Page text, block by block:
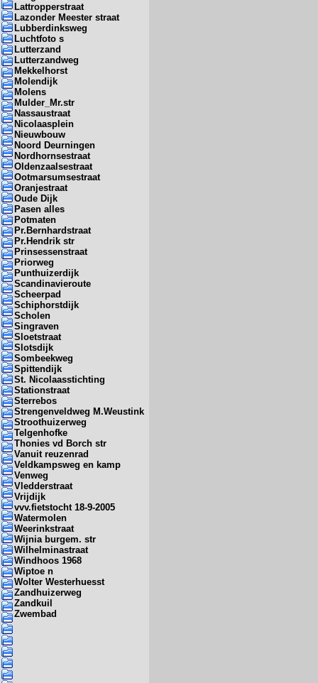
Lattropperstraat
Lazonder Meester straat
Lubberdinksweg
Luchtfoto s
Lutterzand
Lutterzandweg
Mekkelhorst
Molendijk
Molens
Mulder_Mr.str
Nassaustraat
Nicolaasplein
Nieuwbouw
Noord Deurningen
Nordhornsestraat
Oldenzaalsestraat
Ootmarsumsestraat
Oranjestraat
Oude Dijk
Pasen alles
Potmaten
Pr.Bernhardstraat
Pr.Hendrik str
Prinsessenstraat
Priorweg
Punthuizerdijk
Scandinavieroute
Scheerpad
Schiphorstdijk
Scholen
Singraven
Sloetstraat
Slotsdijk
Sombeekweg
Spittendijk
St. Nicolaasstichting
Stationstraat
Sterrebos
Strengenveldweg M.Weustink
Stroothuizerweg
Telgenhofke
Thonies vd Borch str
Vanuit reuzenrad
Veldkampsweg en kamp
Venweg
Vledderstraat
Vrijdijk
vvv.fietstocht 18-9-2005
Watermolen
Weerinkstraat
Wijnia burgem. str
Wilhelminastraat
Windhoos 1968
Wiptoe n
Wolter Westerhuesst
Zandhuizerweg
Zandkuil
Zwembad